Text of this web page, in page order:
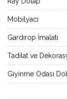
Mobilyacı
Gardırop İmalatı
Tadilat ve
Giyinme Odası